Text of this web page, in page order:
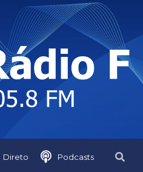
Direto Podcasts